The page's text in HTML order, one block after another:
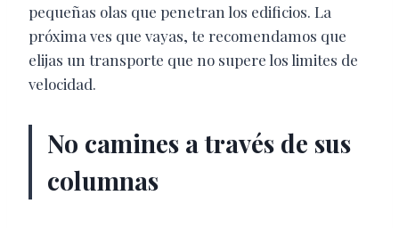
pequeñas olas que penetran los edificios. La
próxima ves que vayas, te recomendamos que
elijas un transporte que no supere los limites de
velocidad.
No camines a través de sus
columnas